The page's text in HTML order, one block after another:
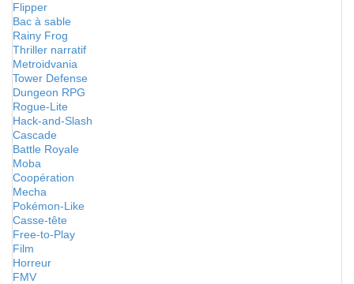
Flipper
Bac à sable
Rainy Frog
Thriller narratif
Metroidvania
Tower Defense
Dungeon RPG
Rogue-Lite
Hack-and-Slash
Cascade
Battle Royale
Moba
Coopération
Mecha
Pokémon-Like
Casse-tête
Free-to-Play
Film
Horreur
FMV